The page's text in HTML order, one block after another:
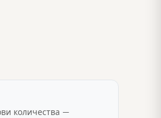
количества —